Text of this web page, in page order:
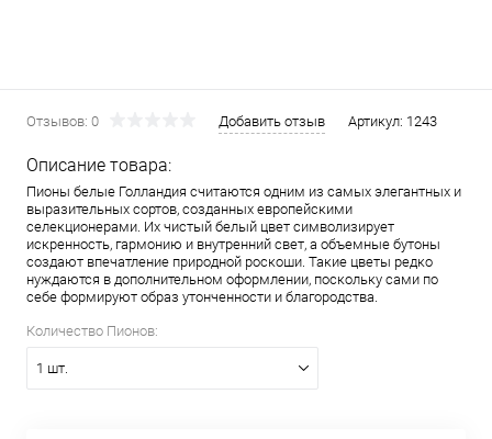
Отзывов: 0 Добавить отзыв Артикул: 1243
Описание товара:
Пионы белые Голландия считаются одним из самых элегантных и
выразительных сортов, созданных европейскими
селекционерами. Их чистый белый цвет символизирует
искренность, гармонию и внутренний свет, а объемные бутоны
создают впечатление природной роскоши. Такие цветы редко
нуждаются в дополнительном оформлении, поскольку сами по
себе формируют образ утонченности и благородства.
Количество Пионов:
1 шт.